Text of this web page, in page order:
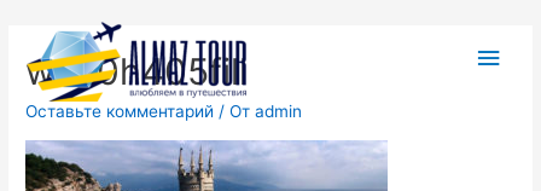
w720h405fill
Оставьте комментарий / Отadmin